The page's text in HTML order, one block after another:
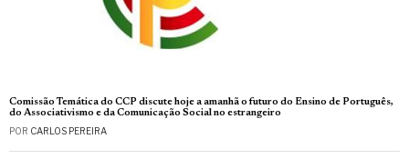
Comissão Temática do CCP discute hoje a amanhã o futuro do Ensino de Português,
do Associativismo e da Comunicação Social no estrangeiro
POR CARLOS PEREIRA